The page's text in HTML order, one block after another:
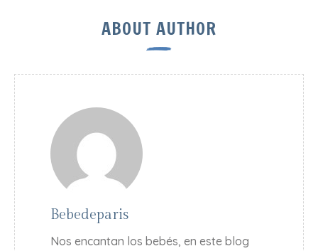
ABOUT AUTHOR
Bebedeparis
Nos encantan los bebés, en este blog